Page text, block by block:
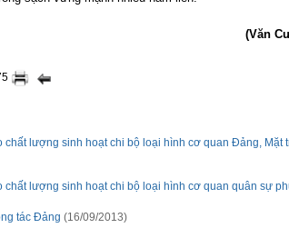
(Văn
chất lượng sinh hoạt chi bộ loại hình cơ quan Đảng, Mặt
chất lượng sinh hoạt chi bộ loại hình cơ quan quân sự
tác Đảng (16/09/2013)